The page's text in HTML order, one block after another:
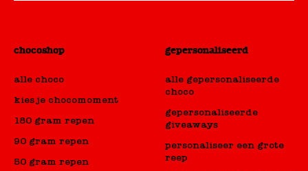
chocoshop
alle choco
kies je chocomoment
180 gram repen
90 gram repen
50 gram repen
gepersonaliseerd
alle gepersonaliseerde
choco
gepersonaliseerde
giveaways
personaliseer een grote
reep